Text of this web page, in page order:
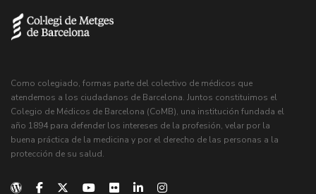
Como colegiado, formas parte del colectivo de médicos que
atendemos a los ciudadanos de Barcelona. Juntos constituimos el
Colegio de Médicos de Barcelona (CoMB), una institución fundada el
año 1894 para defender los intereses de la profesión, velar por la
buena práctica de la medicina y por el derecho de las personas a la
protección de su salud.